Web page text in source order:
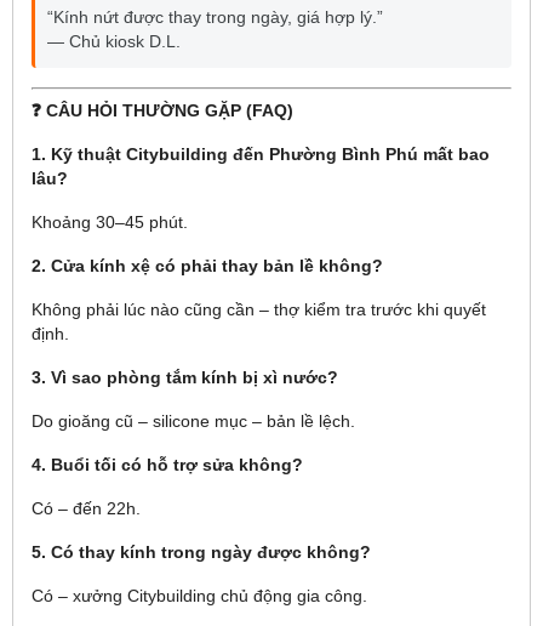
“Kính nứt được thay trong ngày, giá hợp lý.”
— Chủ kiosk D.L.
❓ CÂU HỎI THƯỜNG GẶP (FAQ)
1. Kỹ thuật Citybuilding đến Phường Bình Phú mất bao
lâu?
Khoảng 30–45 phút.
2. Cửa kính xệ có phải thay bản lề không?
Không phải lúc nào cũng cần – thợ kiểm tra trước khi quyết
định.
3. Vì sao phòng tắm kính bị xì nước?
Do gioăng cũ – silicone mục – bản lề lệch.
4. Buổi tối có hỗ trợ sửa không?
Có – đến 22h.
5. Có thay kính trong ngày được không?
Có – xưởng Citybuilding chủ động gia công.